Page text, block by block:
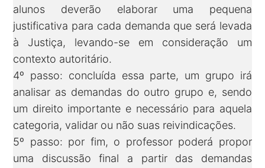
alunos deverão elaborar uma pequena
justificativa para cada demanda que será levada
à Justiça, levando-se em consideração um
contexto autoritário.
4º passo: concluída essa parte, um grupo irá
analisar as demandas do outro grupo e, sendo
um direito importante e necessário para aquela
categoria, validar ou não suas reivindicações.
5º passo: por fim, o professor poderá propor
uma discussão final a partir das demandas